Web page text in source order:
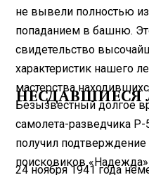
не вывели полностью из
попаданием в башню.
свидетельство
характеристик нашего
мастерства
НЕСДАВШИЕСЯ
Безызвестный долгое
самолета-разведчика
получил подтверждение
поисковиков
24 ноября 1941 года